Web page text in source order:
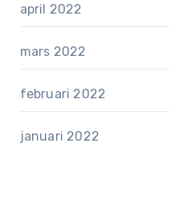
april 2022
mars 2022
februari 2022
januari 2022